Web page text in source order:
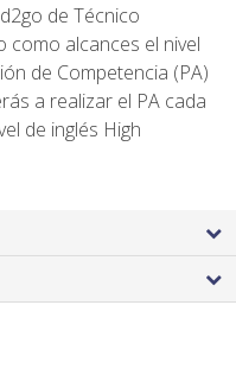
de Técnico
como alcances el nivel
de Competencia (PA)
a realizar el PA cada
de inglés High